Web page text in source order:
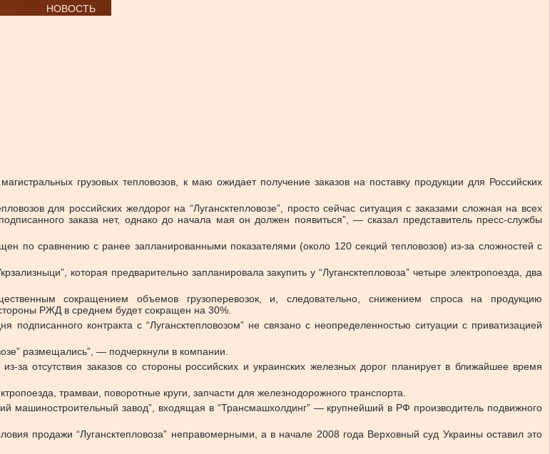
НОВОСТЬ
грузовых тепловозов, к маю ожидает получение заказов на поставку продукции для Российских
для российских желдорог на “Лугансктепловозе”, просто сейчас ситуация с заказами сложная на всех
заказа нет, однако до начала мая он должен появиться”, — сказал представитель пресс-службы
по сравнению с ранее запланированными показателями (около 120 секций тепловозов) из-за сложностей с
которая предварительно запланировала закупить у “Лугансктепловоза” четыре электропоезда, два
сокращением объемов грузоперевозок, и, следовательно, снижением спроса на продукцию
РЖД в среднем будет сокращен на 30%.
контракта с “Лугансктепловозом” не связано с неопределенностью ситуации с приватизацией
размещались”, — подчеркнули в компании.
за отсутствия заказов со стороны российских и украинских железных дорог планирует в ближайшее время
трамваи, поворотные круги, запчасти для железнодорожного транспорта.
машиностроительный завод”, входящая в “Трансмашхолдинг” — крупнейший в РФ производитель подвижного
продажи “Лугансктепловоза” неправомерными, а в начале 2008 года Верховный суд Украины оставил это